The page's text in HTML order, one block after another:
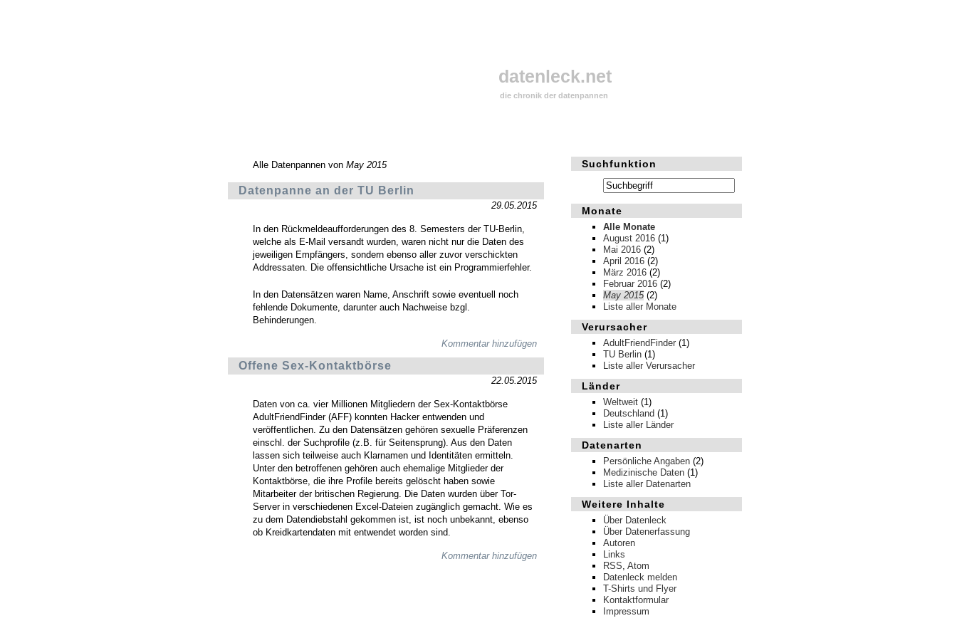
datenleck.net
die chronik der datenpannen
Suchfunktion
Monate
Alle Monate
August 2016 (1)
Mai 2016 (2)
April 2016 (2)
März 2016 (2)
Februar 2016 (2)
May 2015(2)
Liste aller Monate
Verursacher
AdultFriendFinder (1)
TU Berlin (1)
Liste aller Verursacher
Länder
Weltweit (1)
Deutschland (1)
Liste aller Länder
Datenarten
Persönliche Angaben (2)
Medizinische Daten (1)
Liste aller Datenarten
Weitere Inhalte
Über Datenleck
Über Datenerfassung
Autoren
Links
RSS, Atom
Datenleck melden
T-Shirts und Flyer
Kontaktformular
Impressum
Alle Datenpannen von May 2015
Datenpanne an der TU Berlin
29.05.2015
In den Rückmeldeaufforderungen des 8. Semesters der TU-Berlin,
welche als E-Mail versandt wurden, waren nicht nur die Daten des
jeweiligen Empfängers, sondern ebenso aller zuvor verschickten
Addressaten. Die offensichtliche Ursache ist ein Programmierfehler.
In den Datensätzen waren Name, Anschrift sowie eventuell noch
fehlende Dokumente, darunter auch Nachweise bzgl.
Behinderungen.
Kommentar hinzufügen
Offene Sex-Kontaktbörse
22.05.2015
Daten von ca. vier Millionen Mitgliedern der Sex-Kontaktbörse
AdultFriendFinder (AFF) konnten Hacker entwenden und
veröffentlichen. Zu den Datensätzen gehören sexuelle Präferenzen
einschl. der Suchprofile (z.B. für Seitensprung). Aus den Daten
lassen sich teilweise auch Klarnamen und Identitäten ermitteln.
Unter den betroffenen gehören auch ehemalige Mitglieder der
Kontaktbörse, die ihre Profile bereits gelöscht haben sowie
Mitarbeiter der britischen Regierung. Die Daten wurden über Tor-
Server in verschiedenen Excel-Dateien zugänglich gemacht. Wie es
zu dem Datendiebstahl gekommen ist, ist noch unbekannt, ebenso
ob Kreidkartendaten mit entwendet worden sind.
Kommentar hinzufügen